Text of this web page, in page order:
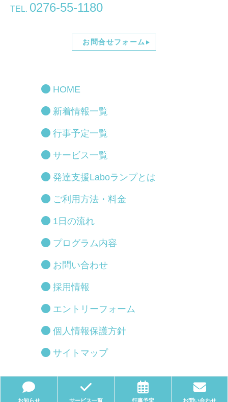
TEL. 0276-55-1180
お問合せフォーム
HOME
新着情報一覧
行事予定一覧
サービス一覧
発達支援Laboランプとは
ご利用方法・料金
1日の流れ
プログラム内容
お問い合わせ
採用情報
エントリーフォーム
個人情報保護方針
サイトマップ
お知らせ サービス一覧 行事予定 お問い合わせ